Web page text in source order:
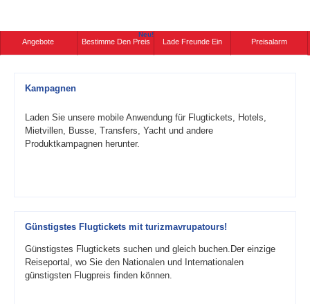
Angebote Bestimme Den Preis
Neu!
Lade Freunde Ein Preisalarm
Kampagnen
Laden Sie unsere mobile Anwendung für Flugtickets, Hotels,
Mietvillen, Busse, Transfers, Yacht und andere
Produktkampagnen herunter.
Günstigstes Flugtickets mit turizmavrupatours!
Günstigstes Flugtickets suchen und gleich buchen.Der einzige
Reiseportal, wo Sie den Nationalen und Internationalen
günstigsten Flugpreis finden können.